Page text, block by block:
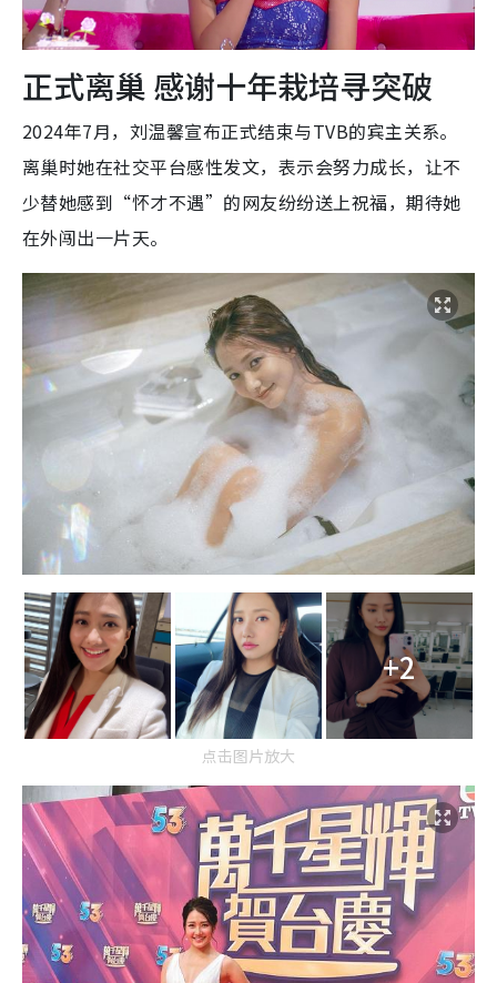
正式离巢 感谢十年栽培寻突破
2024年7月，刘温馨宣布正式结束与TVB的宾主关系。
离巢时她在社交平台感性发文，表示会努力成长，让不
少替她感到“怀才不遇”的网友纷纷送上祝福，期待她
在外闯出一片天。
+2
点击图片放大